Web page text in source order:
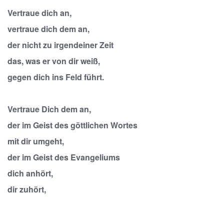
Vertraue dich an,
vertraue dich dem an,
der nicht zu irgendeiner Zeit
das, was er von dir weiß,
gegen dich ins Feld führt.
Vertraue Dich dem an,
der im Geist des göttlichen Wortes
mit dir umgeht,
der im Geist des Evangeliums
dich anhört,
dir zuhört,